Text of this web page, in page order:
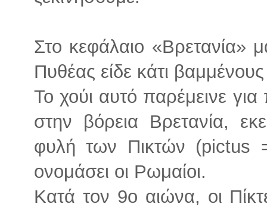
Στο κεφάλαιο «Βρετανία»
Πυθέας είδε κάτι
Το χούι αυτό παρέμεινε
στην βόρεια Βρετανία,
φυλή των Πικτών (pictus
ονομάσει οι Ρωμαίοι.
Κατά τον 9ο αιώνα, οι